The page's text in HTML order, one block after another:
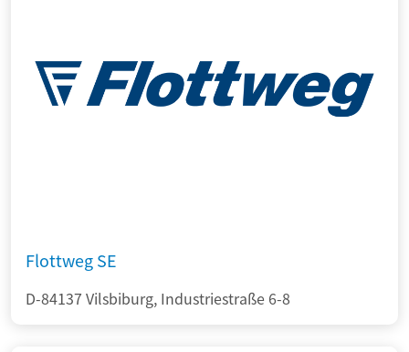
Flottweg SE
D-84137 Vilsbiburg, Industriestraße 6-8